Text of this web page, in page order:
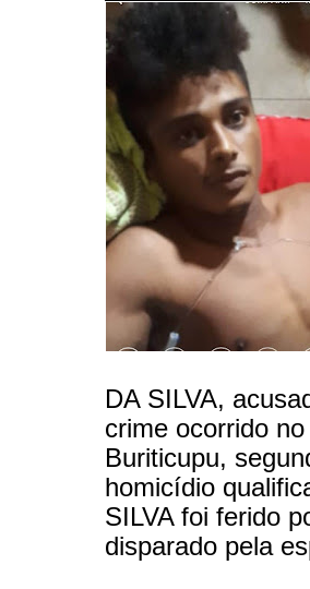
DA SILVA,
crime ocorrido
Buriticupu,
homicídio
SILVA foi ferido
disparado pela